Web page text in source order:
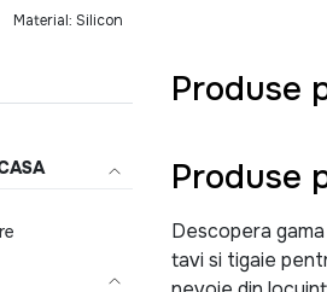
Material: Silicon
Produse
Produse
Descopera
tavi si tigaie